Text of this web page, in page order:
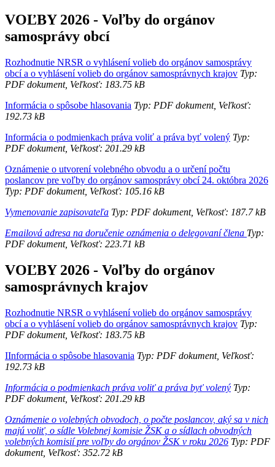
VOĽBY 2026 - Voľby do orgánov
samosprávy obcí
Rozhodnutie NRSR o vyhlásení volieb do orgánov samosprávy
obcí a o vyhlásení volieb do orgánov samosprávnych krajov Typ:
PDF dokument, Veľkosť: 183.75 kB
Informácia o spôsobe hlasovania Typ: PDF dokument, Veľkosť:
192.73 kB
Informácia o podmienkach práva voliť a práva byť volený Typ:
PDF dokument, Veľkosť: 201.29 kB
Oznámenie o utvorení volebného obvodu a o určení počtu
poslancov pre voľby do orgánov samosprávy obcí 24. októbra 2026
Typ: PDF dokument, Veľkosť: 105.16 kB
Vymenovanie zapisovateľa Typ: PDF dokument, Veľkosť: 187.7 kB
Emailová adresa na doručenie oznámenia o delegovaní člena Typ:
PDF dokument, Veľkosť: 223.71 kB
VOĽBY 2026 - Voľby do orgánov
samosprávnych krajov
Rozhodnutie NRSR o vyhlásení volieb do orgánov samosprávy
obcí a o vyhlásení volieb do orgánov samosprávnych krajov Typ:
PDF dokument, Veľkosť: 183.75 kB
IInformácia o spôsobe hlasovania Typ: PDF dokument, Veľkosť:
192.73 kB
Informácia o podmienkach práva voliť a práva byť volený Typ:
PDF dokument, Veľkosť: 201.29 kB
Oznámenie o volebných obvodoch, o počte poslancov, aký sa v nich
majú voliť, o sídle Volebnej komisie ŽSK a o sídlach obvodných
volebných komisií pre voľby do orgánov ŽSK v roku 2026 Typ: PDF
dokument, Veľkosť: 352.72 kB